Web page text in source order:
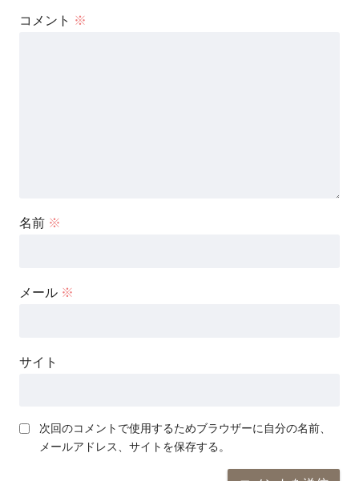
コメント ※
名前 ※
メール ※
サイト
次回のコメントで使用するためブラウザーに自分の名前、
メールアドレス、サイトを保存する。